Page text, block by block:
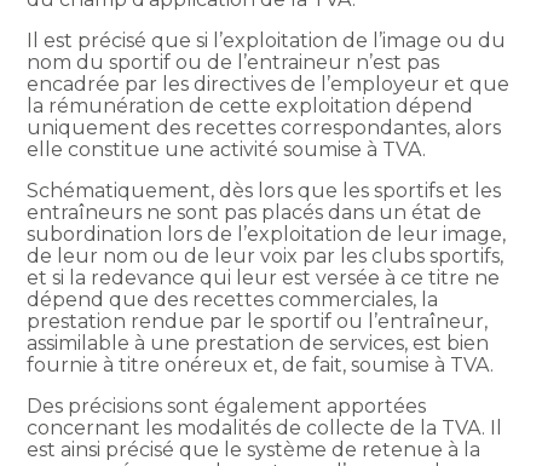
Il est précisé que si l’exploitation de l’image ou du
nom du sportif ou de l’entraineur n’est pas
encadrée par les directives de l’employeur et que
la rémunération de cette exploitation dépend
uniquement des recettes correspondantes, alors
elle constitue une activité soumise à TVA.
Schématiquement, dès lors que les sportifs et les
entraîneurs ne sont pas placés dans un état de
subordination lors de l’exploitation de leur image,
de leur nom ou de leur voix par les clubs sportifs,
et si la redevance qui leur est versée à ce titre ne
dépend que des recettes commerciales, la
prestation rendue par le sportif ou l’entraîneur,
assimilable à une prestation de services, est bien
fournie à titre onéreux et, de fait, soumise à TVA.
Des précisions sont également apportées
concernant les modalités de collecte de la TVA. Il
est ainsi précisé que le système de retenue à la